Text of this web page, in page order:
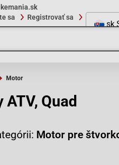
sa Registrovať sa
sk
Motor
Quad
Motor pre